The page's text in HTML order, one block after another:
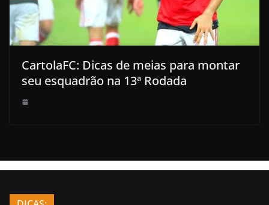
CartolaFC: Dicas de meias para montar
seu esquadrão na 13ª Rodada